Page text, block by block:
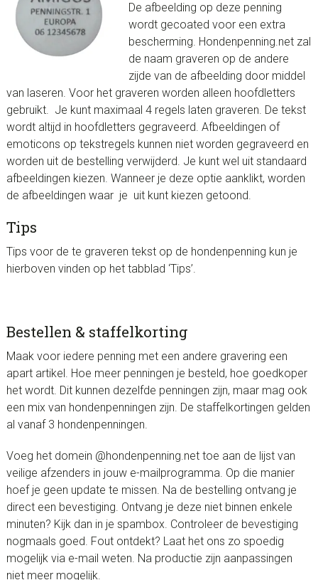
De afbeelding op deze penning
wordt gecoated voor een extra
bescherming. Hondenpenning.net zal
de naam graveren op de andere
zijde van de afbeelding door middel
van laseren. Voor het graveren worden alleen hoofdletters
gebruikt. Je kunt maximaal 4 regels laten graveren. De tekst
wordt altijd in hoofdletters gegraveerd. Afbeeldingen of
emoticons op tekstregels kunnen niet worden gegraveerd en
worden uit de bestelling verwijderd. Je kunt wel uit standaard
afbeeldingen kiezen. Wanneer je deze optie aanklikt, worden
de afbeeldingen waar je uit kunt kiezen getoond.
Tips
Tips voor de te graveren tekst op de hondenpenning kun je
hierboven vinden op het tabblad ‘Tips’.
Bestellen & staffelkorting
Maak voor iedere penning met een andere gravering een
apart artikel. Hoe meer penningen je besteld, hoe goedkoper
het wordt. Dit kunnen dezelfde penningen zijn, maar mag ook
een mix van hondenpenningen zijn. De staffelkortingen gelden
al vanaf 3 hondenpenningen.
Voeg het domein @hondenpenning.net toe aan de lijst van
veilige afzenders in jouw e-mailprogramma. Op die manier
hoef je geen update te missen. Na de bestelling ontvang je
direct een bevestiging. Ontvang je deze niet binnen enkele
minuten? Kijk dan in je spambox. Controleer de bevestiging
nogmaals goed. Fout ontdekt? Laat het ons zo spoedig
mogelijk via e-mail weten. Na productie zijn aanpassingen
niet meer mogelijk.